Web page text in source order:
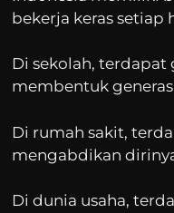
bekerja keras setiap
Di sekolah,
membentuk
Di rumah sakit,
mengabdikan
Di dunia usaha,